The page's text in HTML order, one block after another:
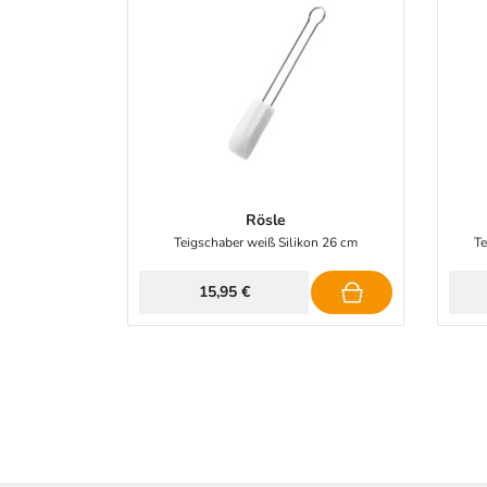
Rösle
Teigschaber weiß Silikon 26 cm
15,95 €